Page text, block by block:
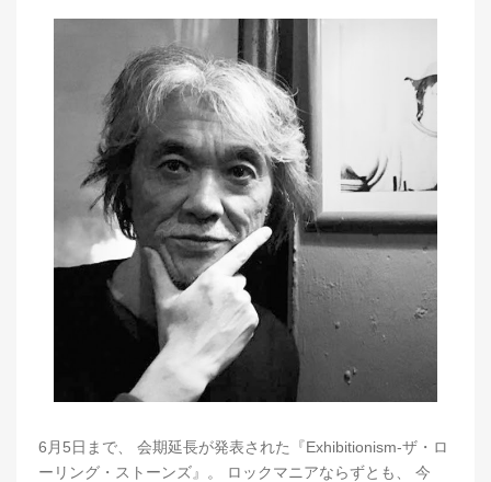
6月5日まで、 会期延長が発表された『Exhibitionism-ザ・ロ
ーリング・ストーンズ』。 ロックマニアならずとも、 今